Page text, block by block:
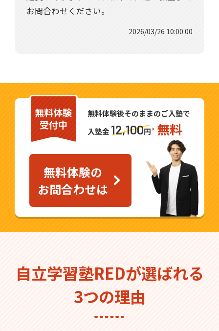
お問合わせください。
2026/03/26 10:00:00
無料体験
受付中
無料体験後そのままのご入塾で
入塾金 12,100円 無料
無料体験の
お問合わせは
自立学習塾REDが選ばれる
3つの理由